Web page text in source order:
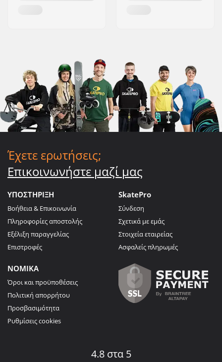
Έχετε ερωτήσεις;
Επικοινωνήστε μαζί μας
ΥΠΟΣΤΗΡΙΞΗ
Βοήθεια & Επικοινωνία
Πληροφορίες αποστολής
Εξέλιξη παραγγελίας
Επιστροφές
SkatePro
Σύνδεση
Σχετικά με εμάς
Στοιχεία εταιρείας
Ασφαλείς πληρωμές
ΝΟΜΙΚΑ
Όροι και προϋποθέσεις
Πολιτική απορρήτου
Προσβασιμότητα
Ρυθμίσεις cookies
4.8 στα 5